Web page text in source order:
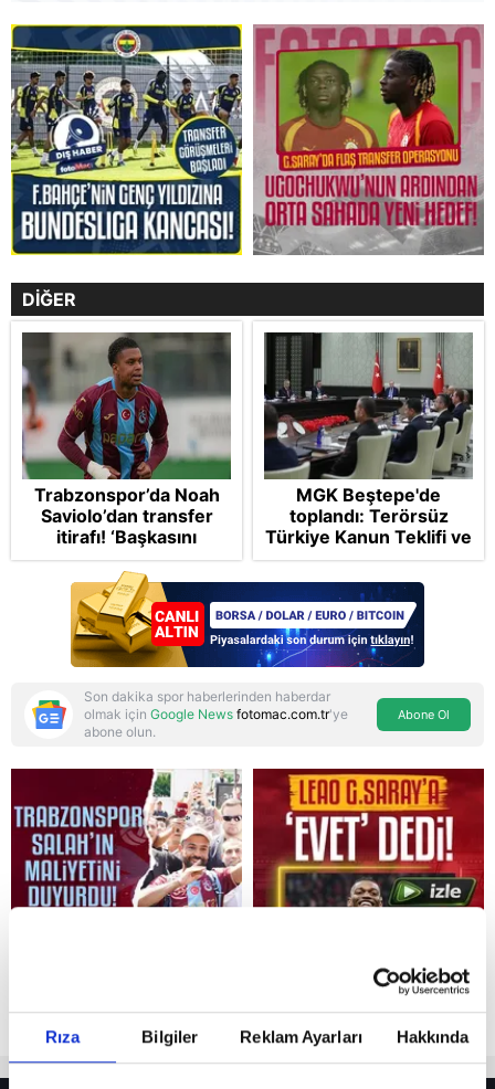
Rıza Bilgiler Reklam Ayarları Hakkında
Reddet
DİĞER
Trabzonspor’da Noah
Saviolo’dan transfer
itirafı! ‘Başkasını
izlemeye geldi’
MGK Beştepe'de
toplandı: Terörsüz
Türkiye Kanun Teklifi ve
bölgesel güvenlik
başlıkları masada
Son dakika spor haberlerinden haberdar
olmak için Google News fotomac.com.tr'ye
abone olun.
Abone Ol